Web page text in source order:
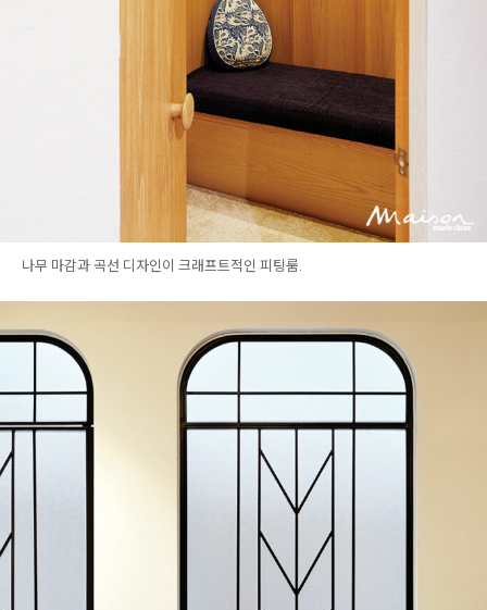
나무 마감과 곡선 디자인이 크래프트적인 피팅룸.